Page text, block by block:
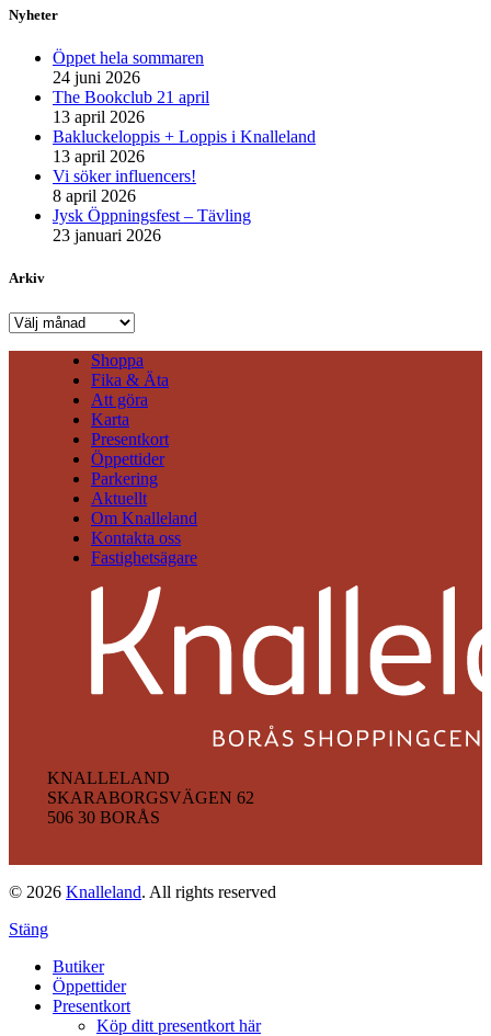
Nyheter
Öppet hela sommaren
24 juni 2026
The Bookclub 21 april
13 april 2026
Bakluckeloppis + Loppis i Knalleland
13 april 2026
Vi söker influencers!
8 april 2026
Jysk Öppningsfest – Tävling
23 januari 2026
Arkiv
Arkiv
Shoppa
Fika & Äta
Att göra
Karta
Presentkort
Öppettider
Parkering
Aktuellt
Om Knalleland
Kontakta oss
Fastighetsägare
KNALLELAND
SKARABORGSVÄGEN 62
506 30 BORÅS
© 2026 Knalleland. All rights reserved
Stäng
Butiker
Öppettider
Presentkort
Köp ditt presentkort här